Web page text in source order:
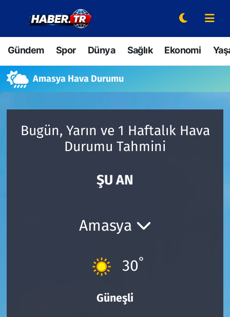
Gündem Spor Dünya Sağlık Ekonomi
Amasya Hava Durumu
Bugün, Yarın ve 1 Haftalık Hava
Durumu Tahmini
ŞU AN
Amasya
30°
Güneşli
Gündem
Spor
Dünya
Bilim ve Teknoloji
Hava Durumu
Trafik Durumu
Süper Lig Puan Durumu ve Fikstür
Son Dakika Haberleri